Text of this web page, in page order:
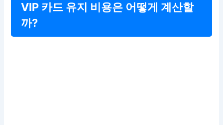
VIP 카드 유지 비용은 어떻게 계산할
까?